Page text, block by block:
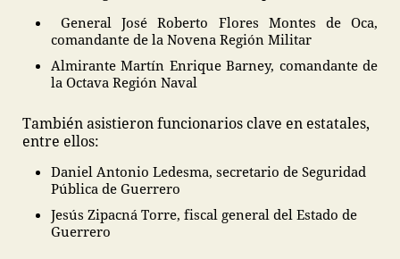
General José Roberto Flores Montes de Oca,
comandante de la Novena Región Militar
Almirante Martín Enrique Barney, comandante de
la Octava Región Naval
También asistieron funcionarios clave en estatales,
entre ellos:
Daniel Antonio Ledesma, secretario de Seguridad
Pública de Guerrero
Jesús Zipacná Torre, fiscal general del Estado de
Guerrero